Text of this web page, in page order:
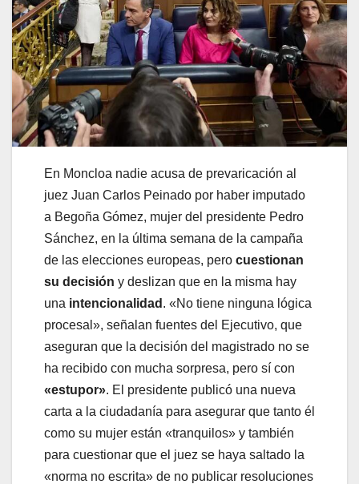
En Moncloa nadie acusa de prevaricación al
juez Juan Carlos Peinado por haber imputado
a Begoña Gómez, mujer del presidente Pedro
Sánchez, en la última semana de la campaña
de las elecciones europeas, pero cuestionan
su decisión y deslizan que en la misma hay
una intencionalidad . «No tiene ninguna lógica
procesal», señalan fuentes del Ejecutivo, que
aseguran que la decisión del magistrado no se
ha recibido con mucha sorpresa, pero sí con
«estupor». El presidente publicó una nueva
carta a la ciudadanía para asegurar que tanto él
como su mujer están «tranquilos» y también
para cuestionar que el juez se haya saltado la
«norma no escrita» de no publicar resoluciones